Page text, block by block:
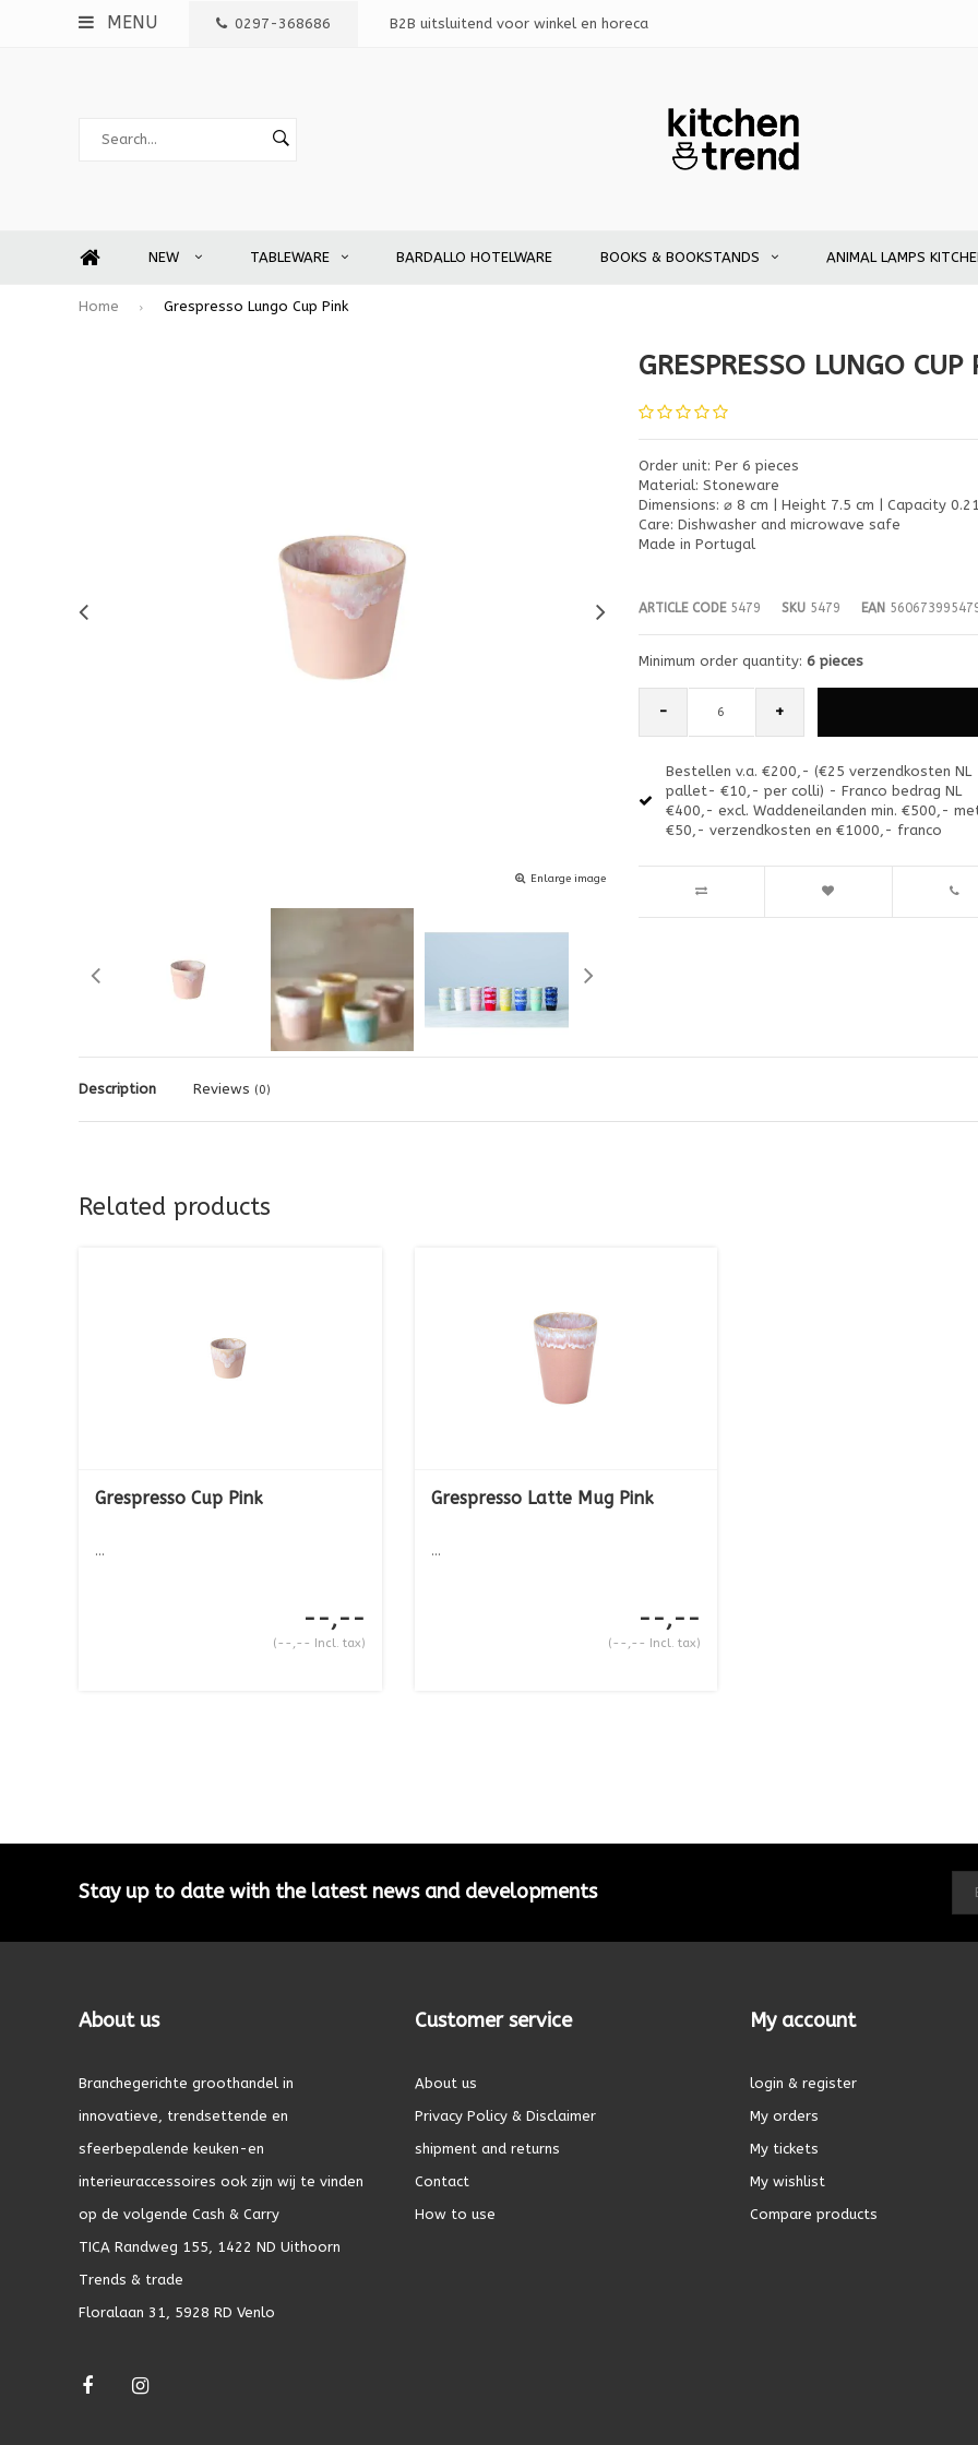
MENU 0297-368686 B2B uitsluitend voor winkel en horeca
NEW TABLEWARE BARDALLO HOTELWARE BOOKS & BOOKSTANDS ANIMAL LAMPS
Home Grespresso Lungo Cup Pink
Enlarge image
GRESPRESSO LUNGO CUP
Order unit: Per 6 pieces
Material: Stoneware
Dimensions: ⌀ 8 cm | Height 7.5 cm | Capacity
Care: Dishwasher and microwave safe
Made in Portugal
ARTICLE CODE5479 SKU5479 EAN
Minimum order quantity: 6 pieces
- +
Bestellen v.a. €200,- (€25 verzendkosten NL
pallet- €10,- per colli) - Franco bedrag NL
€400,- excl. Waddeneilanden min. €500,-
€50,- verzendkosten en €1000,- franco
Description Reviews (0)
Related products
Grespresso Cup Pink
...
--,--
(--,-- Incl. tax)
Grespresso Latte Mug Pink
...
--,--
(--,-- Incl. tax)
Stay up to date with the latest news and developments
About us
Branchegerichte groothandel in
innovatieve, trendsettende en
sfeerbepalende keuken-en
interieuraccessoires ook zijn wij te vinden
op de volgende Cash & Carry
TICA Randweg 155, 1422 ND Uithoorn
Trends & trade
Floralaan 31, 5928 RD Venlo
Customer service
About us
Privacy Policy & Disclaimer
shipment and returns
Contact
How to use
My account
login & register
My orders
My tickets
My wishlist
Compare products